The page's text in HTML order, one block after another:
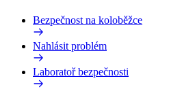
Bezpečnost na koloběžce
Nahlásit problém
Laboratoř bezpečnosti